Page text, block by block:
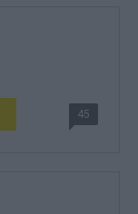
45